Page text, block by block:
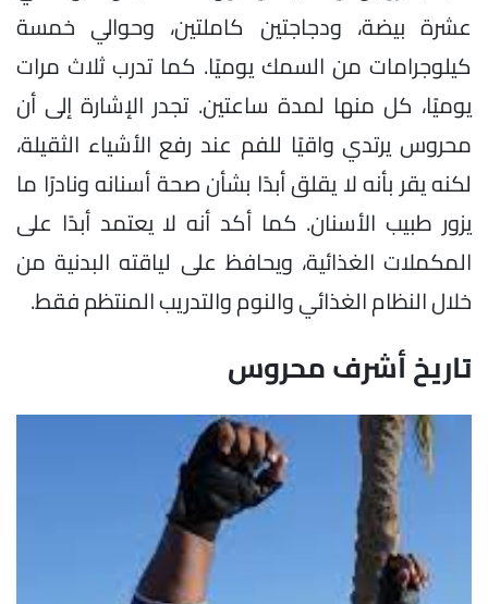
عشرة بيضة، ودجاجتين كاملتين، وحوالي خمسة
كيلوجرامات من السمك يوميًا. كما تدرب ثلاث مرات
يوميًا، كل منها لمدة ساعتين. تجدر الإشارة إلى أن
محروس يرتدي واقيًا للفم عند رفع الأشياء الثقيلة،
لكنه يقر بأنه لا يقلق أبدًا بشأن صحة أسنانه ونادرًا ما
يزور طبيب الأسنان. كما أكد أنه لا يعتمد أبدًا على
المكملات الغذائية، ويحافظ على لياقته البدنية من
خلال النظام الغذائي والنوم والتدريب المنتظم فقط.
تاريخ أشرف محروس